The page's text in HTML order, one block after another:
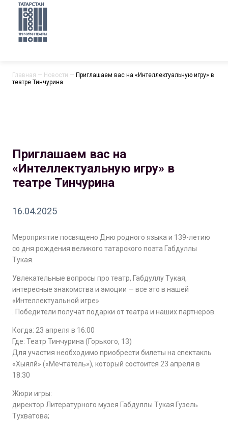
Главная — Новости — Приглашаем вас на «Интеллектуальную игру» в
театре Тинчурина
Приглашаем вас на
«Интеллектуальную игру» в
театре Тинчурина
16.04.2025
Мероприятие посвящено Дню родного языка и 139-летию
со дня рождения великого татарского поэта Габдуллы
Тукая.
Увлекательные вопросы про театр, Габдуллу Тукая,
интересные знакомства и эмоции — все это в нашей
«Интеллектуальной игре»
. Победители получат подарки от театра и наших партнеров.
Когда: 23 апреля в 16:00
Где: Театр Тинчурина (Горького, 13)
Для участия необходимо приобрести билеты на спектакль
«Хыялй» («Мечтатель»), который состоится 23 апреля в
18:30
Жюри игры:
директор Литературного музея Габдуллы Тукая Гузель
Тухватова;